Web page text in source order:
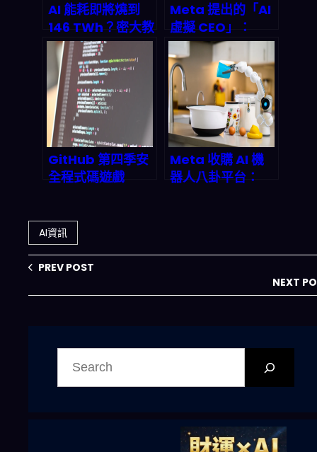
AI 能耗即將燒到
146 TWh？密大教
授 Chowdhury
親授 Zeus 開源工
具 + 模型壓縮，
2027 年直接砍掉
40% 電費還不掉
準度
Meta 提出的「AI
虛擬 CEO」：
2026 起你得怎麼
看待公司治理自動
化、風險與資料隱
私？
GitHub 第四季安
全程式碼遊戲
式 AI 時代先修資
安学分
Meta 收購 AI 機
器人八卦平台：
AI資訊
PREV POST
NEXT